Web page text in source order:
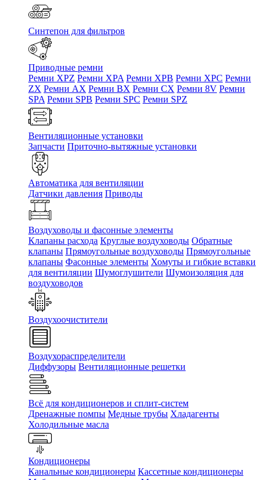
Синтепон для фильтров
Приводные ремни
Ремни XPZ Ремни XPA Ремни XPB Ремни XPC Ремни
ZX Ремни AX Ремни BX Ремни CX Ремни 8V Ремни
SPA Ремни SPB Ремни SPC Ремни SPZ
Вентиляционные установки
Запчасти Приточно-вытяжные установки
Автоматика для вентиляции
Датчики давления Приводы
Воздуховоды и фасонные элементы
Клапаны расхода Круглые воздуховоды Обратные
клапаны Прямоугольные воздуховоды Прямоугольные
клапаны Фасонные элементы Хомуты и гибкие вставки
для вентиляции Шумоглушители Шумоизоляция для
воздуховодов
Воздухоочистители
Воздухораспределители
Диффузоры Вентиляционные решетки
Всё для кондиционеров и сплит-систем
Дренажные помпы Медные трубы Хладагенты
Холодильные масла
Кондиционеры
Канальные кондиционеры Кассетные кондиционеры